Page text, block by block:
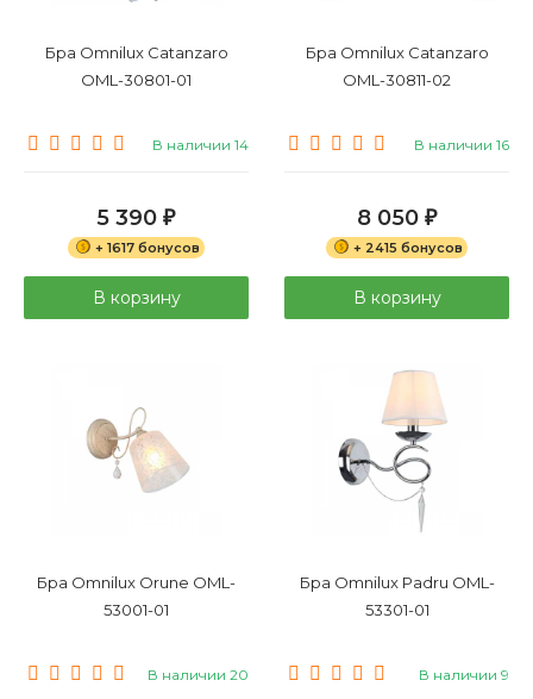
Бра Omnilux Catanzaro
OML-30801-01
В наличии 14
5 390 ₽
+ 1617 бонусов
В корзину
Бра Omnilux Catanzaro
OML-30811-02
В наличии 16
8 050 ₽
+ 2415 бонусов
В корзину
Бра Omnilux Orune OML-
53001-01
В наличии 20
Бра Omnilux Padru OML-
53301-01
В наличии 9